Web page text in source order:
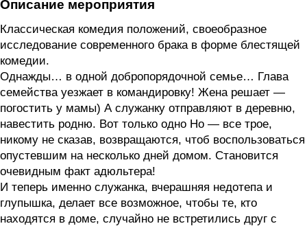
Описание мероприятия
Классическая комедия положений, своеобразное
исследование современного брака в форме блестящей
комедии.
Однажды… в одной добропорядочной семье… Глава
семейства уезжает в командировку! Жена решает —
погостить у мамы) А служанку отправляют в деревню,
навестить родню. Вот только одно Но — все трое,
никому не сказав, возвращаются, чтоб воспользоваться
опустевшим на несколько дней домом. Становится
очевидным факт адюльтера!
И теперь именно служанка, вчерашняя недотепа и
глупышка, делает все возможное, чтобы те, кто
находятся в доме, случайно не встретились друг с